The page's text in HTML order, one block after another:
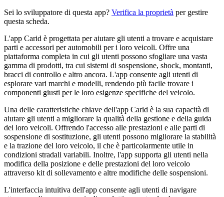
Sei lo sviluppatore di questa app? Verifica la proprietà per gestire
questa scheda.
L'app Carid è progettata per aiutare gli utenti a trovare e acquistare
parti e accessori per automobili per i loro veicoli. Offre una
piattaforma completa in cui gli utenti possono sfogliare una vasta
gamma di prodotti, tra cui sistemi di sospensione, shock, montanti,
bracci di controllo e altro ancora. L'app consente agli utenti di
esplorare vari marchi e modelli, rendendo più facile trovare i
componenti giusti per le loro esigenze specifiche del veicolo.
Una delle caratteristiche chiave dell'app Carid è la sua capacità di
aiutare gli utenti a migliorare la qualità della gestione e della guida
dei loro veicoli. Offrendo l'accesso alle prestazioni e alle parti di
sospensione di sostituzione, gli utenti possono migliorare la stabilità
e la trazione del loro veicolo, il che è particolarmente utile in
condizioni stradali variabili. Inoltre, l'app supporta gli utenti nella
modifica della posizione e delle prestazioni del loro veicolo
attraverso kit di sollevamento e altre modifiche delle sospensioni.
L'interfaccia intuitiva dell'app consente agli utenti di navigare